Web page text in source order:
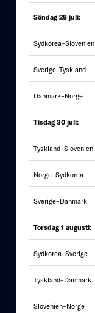
Söndag 28 juli:
Sydkorea–Slovenien
Sverige–Tyskland
Danmark–Norge
Tisdag 30 juli:
Tyskland–Slovenien
Norge–Sydkorea
Sverige–Danmark
Torsdag 1 augusti:
Sydkorea–Sverige
Tyskland–Danmark
Slovenien–Norge